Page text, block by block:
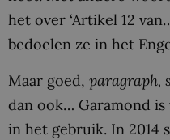
het over ‘Artikel 12
bedoelen ze in het
Maar goed, paragraph,
dan ook… Garamond
in het gebruik. In 2014